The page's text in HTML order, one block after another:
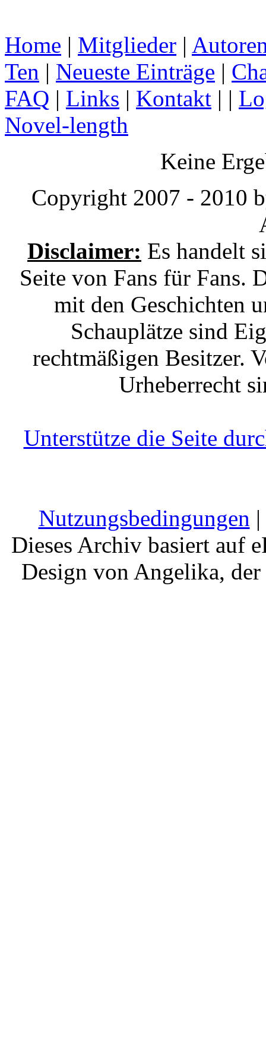
Home | Mitglieder |
Ten | Neueste Einträge |
FAQ | Links | Kontakt | |
Novel-length
Keine
Copyright 2007 - 2010
Disclaimer: Es handelt
Seite von Fans für Fans.
mit den Geschichten
Schauplätze sind
rechtmäßigen Besitzer.
Urheberrecht
Unterstütze die Seite
Nutzungsbedingungen |
Dieses Archiv basiert auf
Design von Angelika,